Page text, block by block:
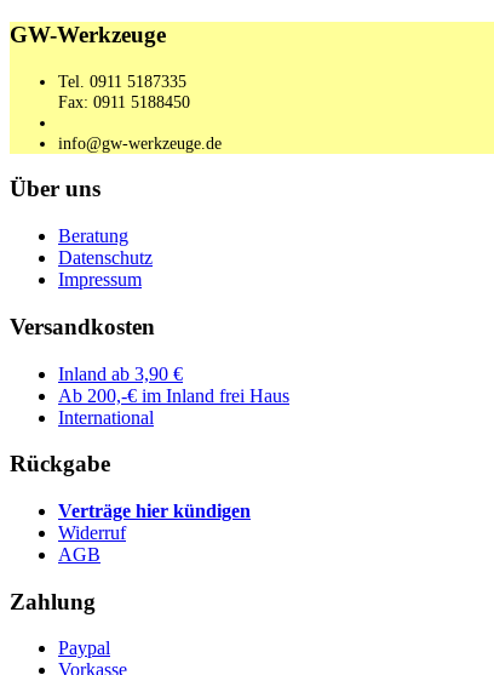
GW-Werkzeuge
Tel. 0911 5187335
Fax: 0911 5188450
info@gw-werkzeuge.de
Über uns
Beratung
Datenschutz
Impressum
Versandkosten
Inland ab 3,90 €
Ab 200,-€ im Inland frei Haus
International
Rückgabe
Verträge hier kündigen
Widerruf
AGB
Zahlung
Paypal
Vorkasse